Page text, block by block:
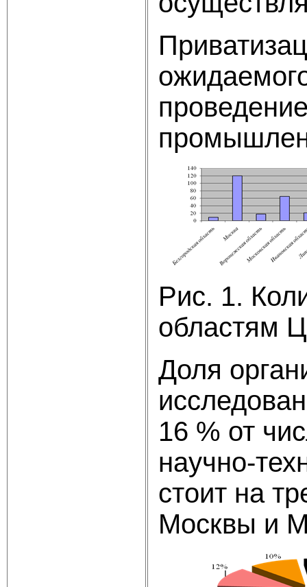
Рис. 1.
областям
Доля
16 % от
научно-
стоит на
Москвы и